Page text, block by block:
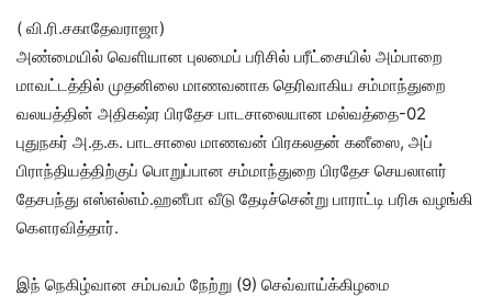
( வி.ரி.சகாதேவராஜா)
அண்மையில் வெளியான புலமைப் பரிசில் பரீட்சையில் அம்பாறை
மாவட்டத்தில் முதனிலை மாணவனாக தெரிவாகிய சம்மாந்துறை
வலயத்தின் அதிகஷ்ர பிரதேச பாடசாலையான மல்வத்தை-02
புதுநகர் அ.த.க. பாடசாலை மாணவன் பிரகலதன் கனீஸை, அப்
பிராந்தியத்திற்குப் பொறுப்பான சம்மாந்துறை பிரதேச செயலாளர்
தேசபந்து எஸ்எல்எம்.ஹனீபா வீடு தேடிச்சென்று பாராட்டி பரிசு வழங்கி
கௌரவித்தார்.
இந் நெகிழ்வான சம்பவம் நேற்று (9) செவ்வாய்க்கிழமை